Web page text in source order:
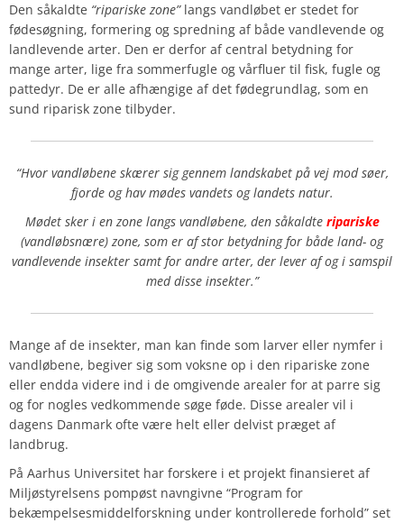
Den såkaldte “ripariske zone”langs vandløbet er stedet for
fødesøgning, formering og spredning af både vandlevende og
landlevende arter. Den er derfor af central betydning for
mange arter, lige fra sommerfugle og vårfluer til fisk, fugle og
pattedyr. De er alle afhængige af det fødegrundlag, som en
sund riparisk zone tilbyder.
“Hvor vandløbene skærer sig gennem landskabet på vej mod søer,
fjorde og hav mødes vandets og landets natur.
Mødet sker i en zone langs vandløbene, den såkaldte ripariske
(vandløbsnære) zone, som er af stor betydning for både land- og
vandlevende insekter samt for andre arter, der lever af og i samspil
med disse insekter.”
Mange af de insekter, man kan finde som larver eller nymfer i
vandløbene, begiver sig som voksne op i den ripariske zone
eller endda videre ind i de omgivende arealer for at parre sig
og for nogles vedkommende søge føde. Disse arealer vil i
dagens Danmark ofte være helt eller delvist præget af
landbrug.
På Aarhus Universitet har forskere i et projekt finansieret af
Miljøstyrelsens pompøst navngivne “Program for
bekæmpelsesmiddelforskning under kontrollerede forhold” set